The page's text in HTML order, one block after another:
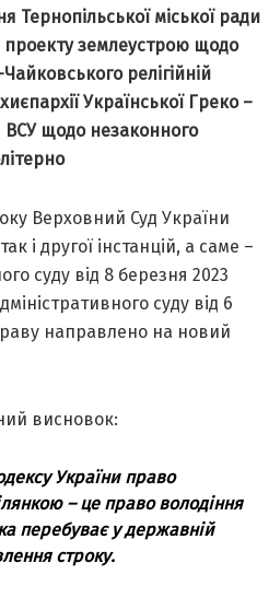
Тернопільської міської ради
землеустрою щодо
релігійній
Української Греко –
щодо незаконного
Верховний Суд України
і другої інстанцій, а саме –
суду від 8 березня 2023
суду від 6
направлено на новий
висновок:
України право
– це право володіння
перебуває у державній
строку.